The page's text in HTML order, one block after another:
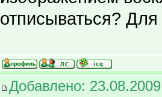
отписываться?
Добавлено: